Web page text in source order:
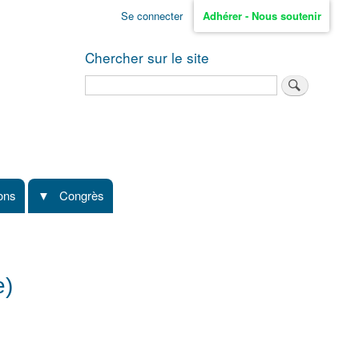
Se connecter Adhérer - Nous soutenir
Chercher sur le site
Congrès